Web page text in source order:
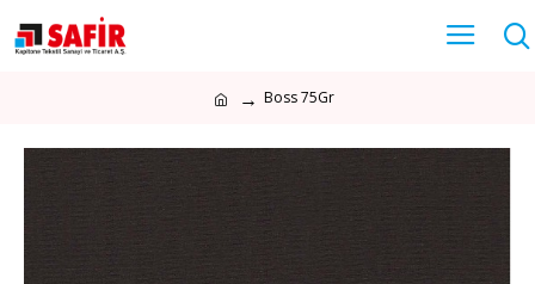
Boss 75Gr